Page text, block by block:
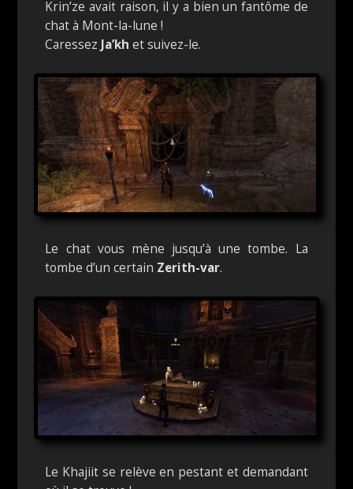
Krin’ze avait raison, il y a bien un fantôme de
chat à Mont-la-lune !
Caressez Ja’khet suivez-le.
Le chat vous mène jusqu’à une tombe. La
tombe d’un certain Zerith-var.
Le Khajiit se relève en pestant et demandant